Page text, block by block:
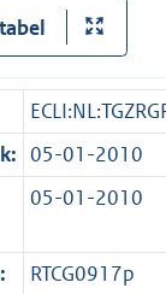
05-01-2010
05-01-2010
RTCG0917p